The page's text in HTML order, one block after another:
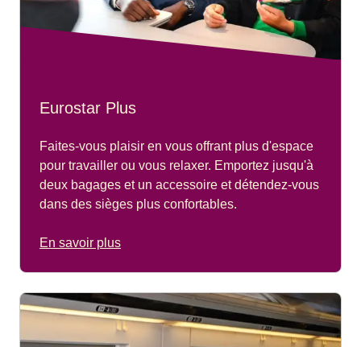
Eurostar Plus
Faites-vous plaisir en vous offrant plus d'espace
pour travailler ou vous relaxer. Emportez jusqu'à
deux bagages et un accessoire et détendez-vous
dans des sièges plus confortables.
En savoir plus